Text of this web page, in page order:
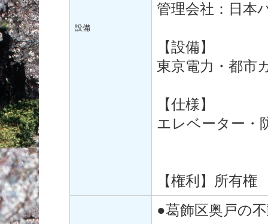
設備
管理会社：日本
【設備】
東京電力・都市
【仕様】
エレベーター・
【権利】所有権
●葛飾区奥戸の